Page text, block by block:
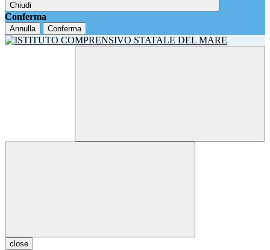
Chiudi
Conferma
Annulla Conferma
close